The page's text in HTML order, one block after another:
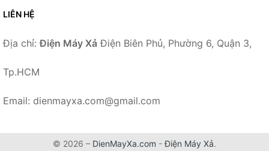
LIÊN HỆ
Địa chỉ:Điện Máy Xả Điện Biên Phủ, Phường 6, Quận 3,
Tp.HCM
Email: dienmayxa.com@gmail.com
© 2026 – DienMayXa.com -Điện Máy Xả.